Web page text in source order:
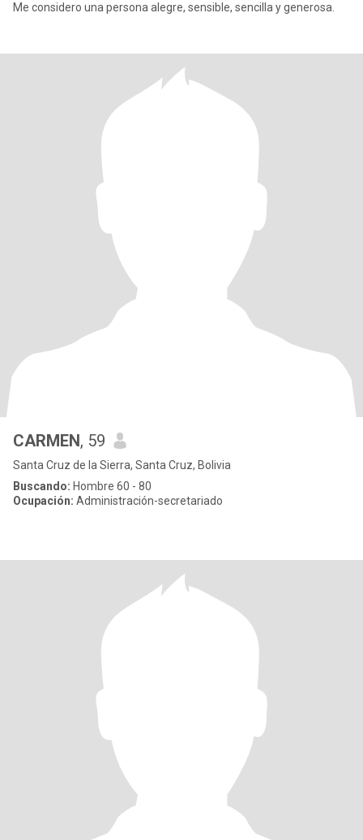
Me considero una persona alegre, sensible, sencilla y generosa.
CARMEN, 59
Santa Cruz de la Sierra, Santa Cruz, Bolivia
Buscando: Hombre 60 - 80
Ocupación: Administración-secretariado